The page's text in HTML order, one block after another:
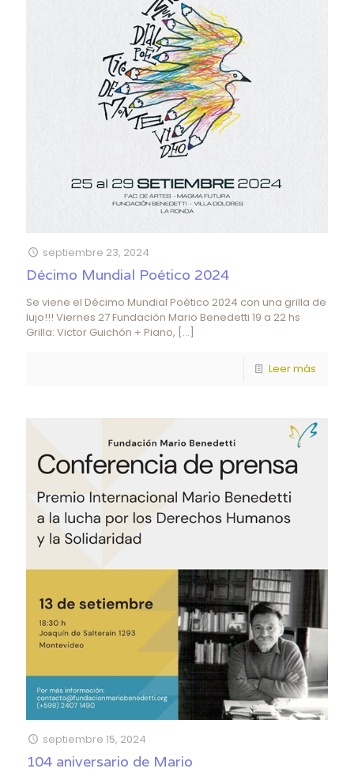
septiembre 23, 2024
Décimo Mundial Poético 2024
Se viene el Décimo Mundial Poético 2024 con una grilla de
lujo!!! Viernes 27 Fundación Mario Benedetti 19 a 22 hs
Grilla: Victor Guichón + Piano, […]
Leer más
septiembre 15, 2024
104 aniversario de Mario